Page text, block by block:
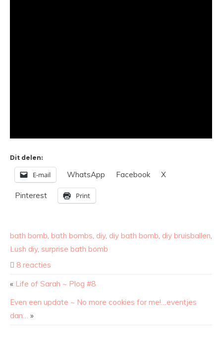
Dit delen:
E-mail WhatsApp Facebook X
Pinterest Print
bath bomb, bath bombs, diy, diy bath bomb, diy bruisballen,
Lush diy, surprise bath bomb
8 reacties
« Life of Sarah ~ Plog #8
Even een update ~ No more cookies for me!…eventjes
dan… »